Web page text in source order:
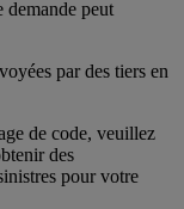
peut
par des tiers en
de code, veuillez
des
pour votre